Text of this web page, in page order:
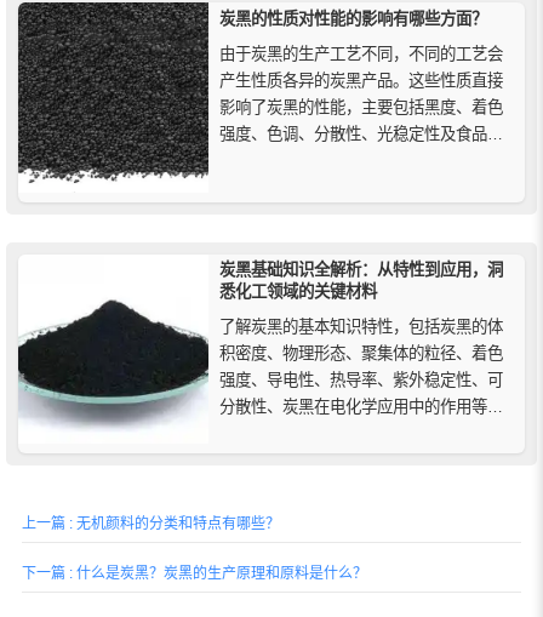
炭黑的性质对性能的影响有哪些方面？
由于炭黑的生产工艺不同，不同的工艺会
产生性质各异的炭黑产品。这些性质直接
影响了炭黑的性能，主要包括黑度、着色
强度、色调、分散性、光稳定性及食品接
炭黑基础知识全解析：从特性到应用，洞
悉化工领域的关键材料
了解炭黑的基本知识特性，包括炭黑的体
积密度、物理形态、聚集体的粒径、着色
强度、导电性、热导率、紫外稳定性、可
分散性、炭黑在电化学应用中的作用等，
上一篇 : 无机颜料的分类和特点有哪些？
下一篇 : 什么是炭黑？炭黑的生产原理和原料是什么？